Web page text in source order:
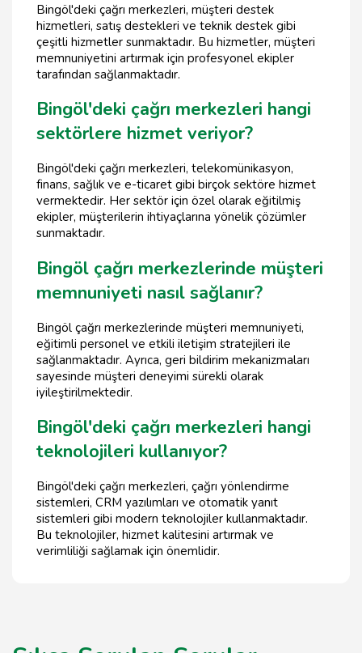
Bingöl'deki çağrı merkezleri, müşteri destek
hizmetleri, satış destekleri ve teknik destek gibi
çeşitli hizmetler sunmaktadır. Bu hizmetler, müşteri
memnuniyetini artırmak için profesyonel ekipler
tarafından sağlanmaktadır.
Bingöl'deki çağrı merkezleri hangi
sektörlere hizmet veriyor?
Bingöl'deki çağrı merkezleri, telekomünikasyon,
finans, sağlık ve e-ticaret gibi birçok sektöre hizmet
vermektedir. Her sektör için özel olarak eğitilmiş
ekipler, müşterilerin ihtiyaçlarına yönelik çözümler
sunmaktadır.
Bingöl çağrı merkezlerinde müşteri
memnuniyeti nasıl sağlanır?
Bingöl çağrı merkezlerinde müşteri memnuniyeti,
eğitimli personel ve etkili iletişim stratejileri ile
sağlanmaktadır. Ayrıca, geri bildirim mekanizmaları
sayesinde müşteri deneyimi sürekli olarak
iyileştirilmektedir.
Bingöl'deki çağrı merkezleri hangi
teknolojileri kullanıyor?
Bingöl'deki çağrı merkezleri, çağrı yönlendirme
sistemleri, CRM yazılımları ve otomatik yanıt
sistemleri gibi modern teknolojiler kullanmaktadır.
Bu teknolojiler, hizmet kalitesini artırmak ve
verimliliği sağlamak için önemlidir.